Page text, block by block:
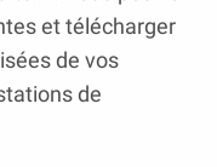
et télécharger
de vos
de